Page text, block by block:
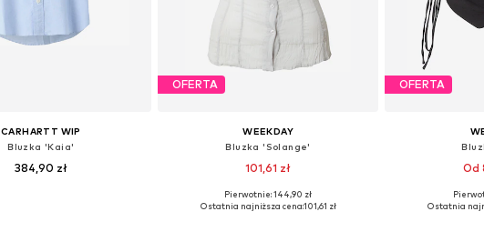
CARHARTT WIP
Bluzka 'Kaia'
384,90 zł
OFERTA
WEEKDAY
Bluzka 'Solange'
101,61 zł
Dostępne rozmiary: XS, S, M, L, XL
Pierwotnie: 144,90 zł
Ostatnia najniższa cena:101,61 zł
OFERTA
Od
Dostępne
Ostatnia